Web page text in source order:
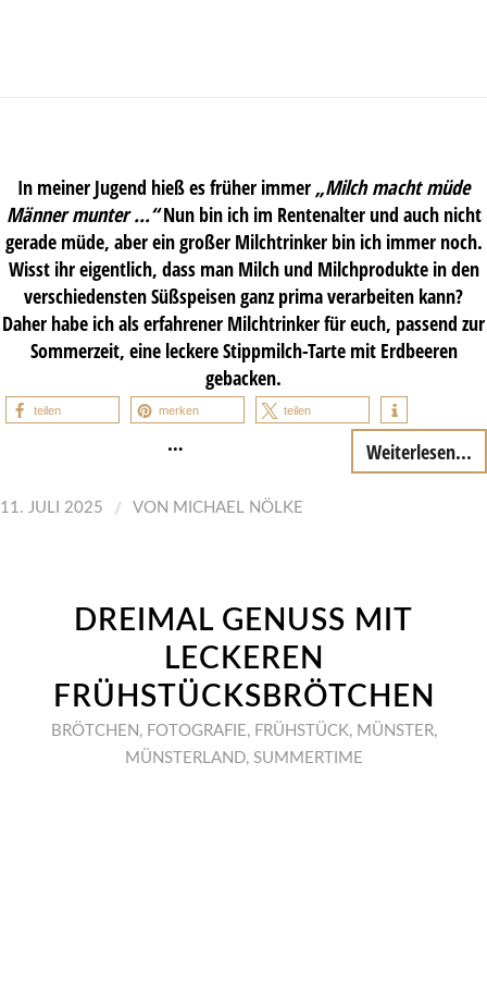
In meiner Jugend hieß es früher immer „Milch macht müde
Männer munter …“Nun bin ich im Rentenalter und auch nicht
gerade müde, aber ein großer Milchtrinker bin ich immer noch.
Wisst ihr eigentlich, dass man Milch und Milchprodukte in den
verschiedensten Süßspeisen ganz prima verarbeiten kann?
Daher habe ich als erfahrener Milchtrinker für euch, passend zur
Sommerzeit, eine leckere Stippmilch-Tarte mit Erdbeeren
gebacken.
teilen merken teilen
… Weiterlesen...
11. JULI 2025 / VON MICHAEL NÖLKE
DREIMAL GENUSS MIT
LECKEREN
FRÜHSTÜCKSBRÖTCHEN
BRÖTCHEN , FOTOGRAFIE, FRÜHSTÜCK, MÜNSTER,
MÜNSTERLAND, SUMMERTIME